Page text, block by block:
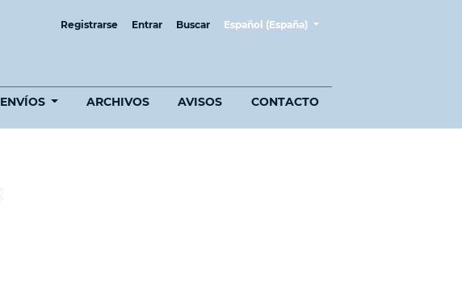
Registrarse Entrar Buscar Español (España)
ENVÍOS ARCHIVOS AVISOS CONTACTO